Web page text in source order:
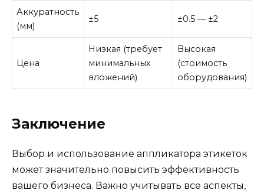
Аккуратность
(мм)
±5 ±0.5 — ±2
Цена
Низкая (требует
минимальных
вложений)
Высокая
(стоимость
оборудования)
Заключение
Выбор и использование аппликатора этикеток
может значительно повысить эффективность
вашего бизнеса. Важно учитывать все аспекты,